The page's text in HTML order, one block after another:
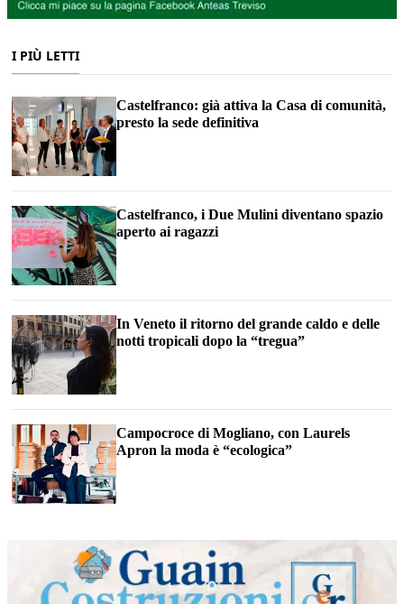
I PIÙ LETTI
Castelfranco: già attiva la Casa di comunità,
presto la sede definitiva
Castelfranco, i Due Mulini diventano spazio
aperto ai ragazzi
In Veneto il ritorno del grande caldo e delle
notti tropicali dopo la “tregua”
Campocroce di Mogliano, con Laurels
Apron la moda è “ecologica”